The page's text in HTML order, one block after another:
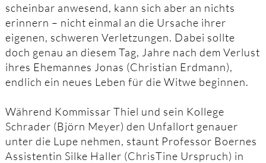
scheinbar anwesend, kann sich aber an nichts
erinnern – nicht einmal an die Ursache ihrer
eigenen, schweren Verletzungen. Dabei sollte
doch genau an diesem Tag, Jahre nach dem Verlust
ihres Ehemannes Jonas (Christian Erdmann),
endlich ein neues Leben für die Witwe beginnen.
Während Kommissar Thiel und sein Kollege
Schrader (Björn Meyer) den Unfallort genauer
unter die Lupe nehmen, staunt Professor Boernes
Assistentin Silke Haller (ChrisTine Urspruch) in